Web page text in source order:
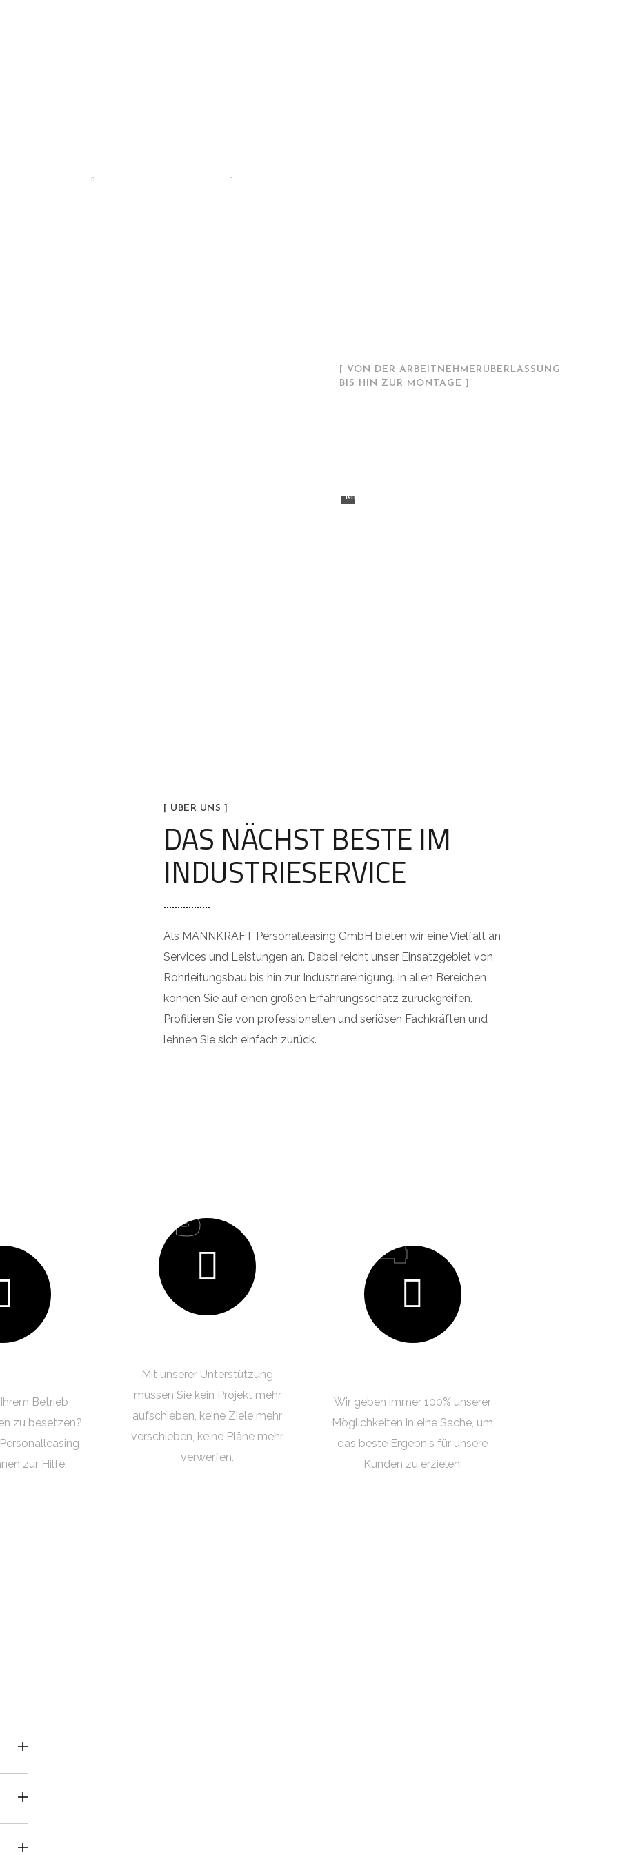
[ VON DER ARBEITNEHMERÜBERLASSUNG
BIS HIN ZUR MONTAGE ]
MEHR ERFAHREN
[ ÜBER UNS ]
DAS NÄCHST BESTE IM
INDUSTRIESERVICE
Als MANNKRAFT Personalleasing GmbH bieten wir eine Vielfalt an
Services und Leistungen an. Dabei reicht unser Einsatzgebiet von
Rohrleitungsbau bis hin zur Industriereinigung. In allen Bereichen
können Sie auf einen großen Erfahrungsschatz zurückgreifen.
Profitieren Sie von professionellen und seriösen Fachkräften und
lehnen Sie sich einfach zurück.
Betrieb
zu besetzen?
zur Hilfe.
03
Mit unserer Unterstützung
müssen Sie kein Projekt mehr
aufschieben, keine Ziele mehr
verschieben, keine Pläne mehr
verwerfen.
04
Wir geben immer 100% unserer
Möglichkeiten in eine Sache, um
das beste Ergebnis für unsere
Kunden zu erzielen.